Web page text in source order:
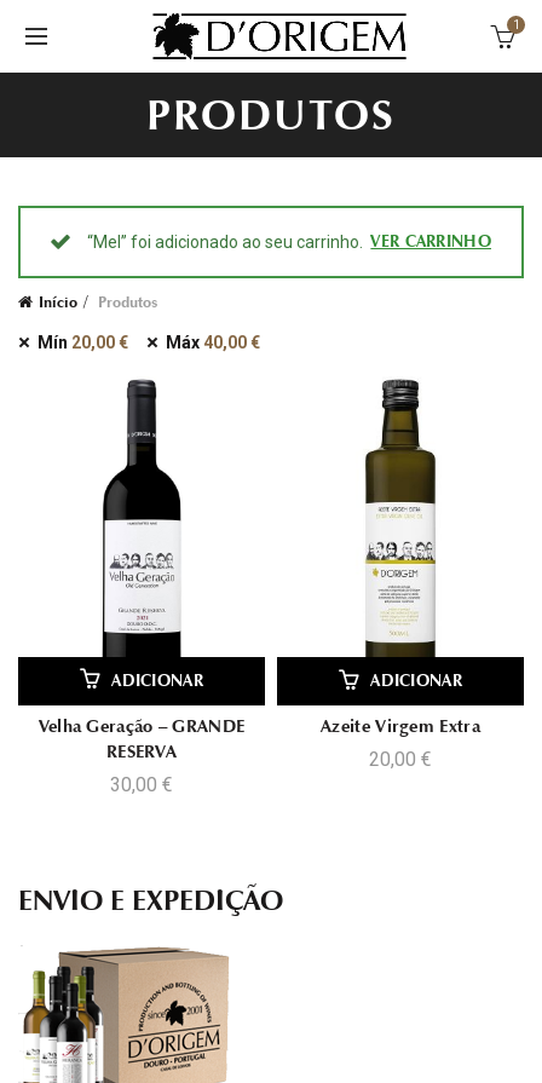
1
PRODUTOS
VER CARRINHO
“Mel” foi adicionado ao seu carrinho.
Início Produtos
Mín 20,00€ Máx40,00€
ADICIONAR
Velha Geração – GRANDE
RESERVA
30,00 €
ADICIONAR
Azeite Virgem Extra
20,00 €
ENVIO E EXPEDIÇÃO